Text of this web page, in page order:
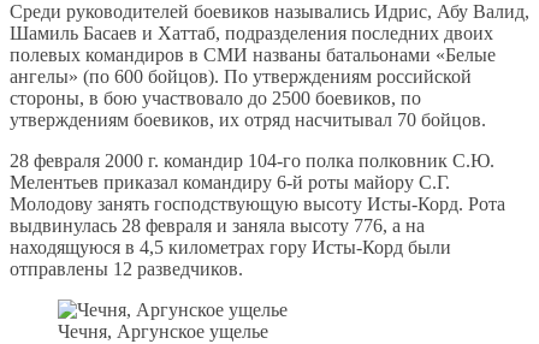
Среди руководителей боевиков назывались Идрис, Абу Валид,
Шамиль Басаев и Хаттаб, подразделения последних двоих
полевых командиров в СМИ названы батальонами «Белые
ангелы» (по 600 бойцов). По утверждениям российской
стороны, в бою участвовало до 2500 боевиков, по
утверждениям боевиков, их отряд насчитывал 70 бойцов.
28 февраля 2000 г. командир 104-го полка полковник С.Ю.
Мелентьев приказал командиру 6-й роты майору С.Г.
Молодову занять господствующую высоту Исты-Корд. Рота
выдвинулась 28 февраля и заняла высоту 776, а на
находящуюся в 4,5 километрах гору Исты-Корд были
отправлены 12 разведчиков.
Чечня, Аргунское ущелье